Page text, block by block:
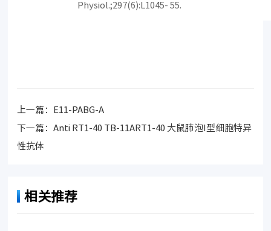
Physiol.;297(6):L1045- 55.
上一篇：
E11-PABG-A
下一篇： Anti RT1-40 TB-11ART1-40 大鼠肺泡I型细胞特异
性抗体
相关推荐